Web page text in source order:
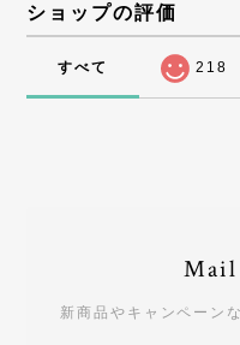
ショップの評価
すべて 218
Mail
新商品やキャンペーン